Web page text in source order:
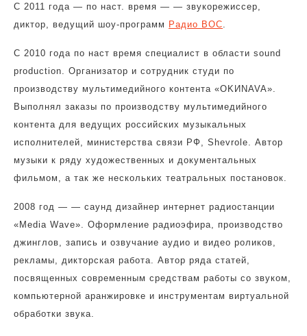
С 2011 года — по наст. время — — звукорежиссер,
диктор, ведущий шоу-программ Радио ВОС
С 2010 года по наст время специалист в области sound
production. Организатор и сотрудник студи по
производству мультимедийного контента «OKИNAVA».
Выполнял заказы по производству мультимедийного
контента для ведущих российских музыкальных
исполнителей, министерства связи РФ, Shevrole. Автор
музыки к ряду художественных и документальных
фильмом, а так же нескольких театральных постановок.
2008 год — — саунд дизайнер интернет радиостанции
«Media Wave». Оформление радиоэфира, производство
джинглов, запись и озвучание аудио и видео роликов,
рекламы, дикторская работа. Автор ряда статей,
посвященных современным средствам работы со звуком,
компьютерной аранжировке и инструментам виртуальной
обработки звука.